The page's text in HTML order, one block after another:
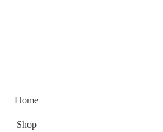
Home
Shop